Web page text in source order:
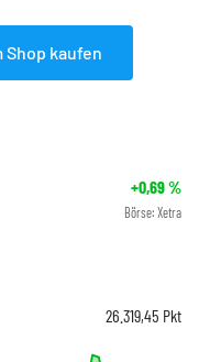
Shop kaufen
+0,69%
Börse: Xetra
26.319,45 Pkt